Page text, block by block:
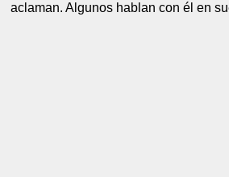
aclaman. Algunos hablan con él en